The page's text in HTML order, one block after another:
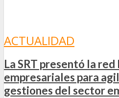
ACTUALIDAD
La SRT presentó la
empresariales para
gestiones del sector